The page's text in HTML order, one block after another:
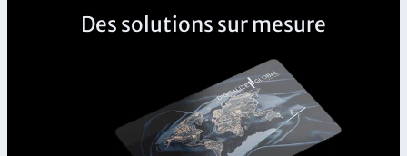
Des solutions sur mesure